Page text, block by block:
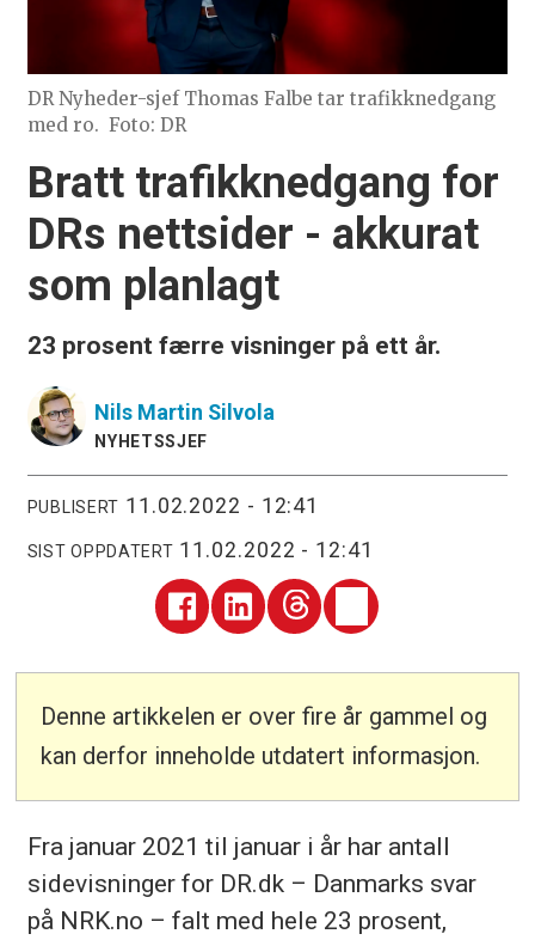
DR Nyheder-sjef Thomas Falbe tar trafikknedgang
med ro. Foto: DR
Bratt trafikknedgang for
DRs nettsider - akkurat
som planlagt
23 prosent færre visninger på ett år.
Nils Martin Silvola
NYHETSSJEF
PUBLISERT 11.02.2022 - 12:41
SIST OPPDATERT 11.02.2022 - 12:41
Denne artikkelen er over fire år gammel og
kan derfor inneholde utdatert informasjon.
Fra januar 2021 til januar i år har antall
sidevisninger for DR.dk – Danmarks svar
på NRK.no – falt med hele 23 prosent,